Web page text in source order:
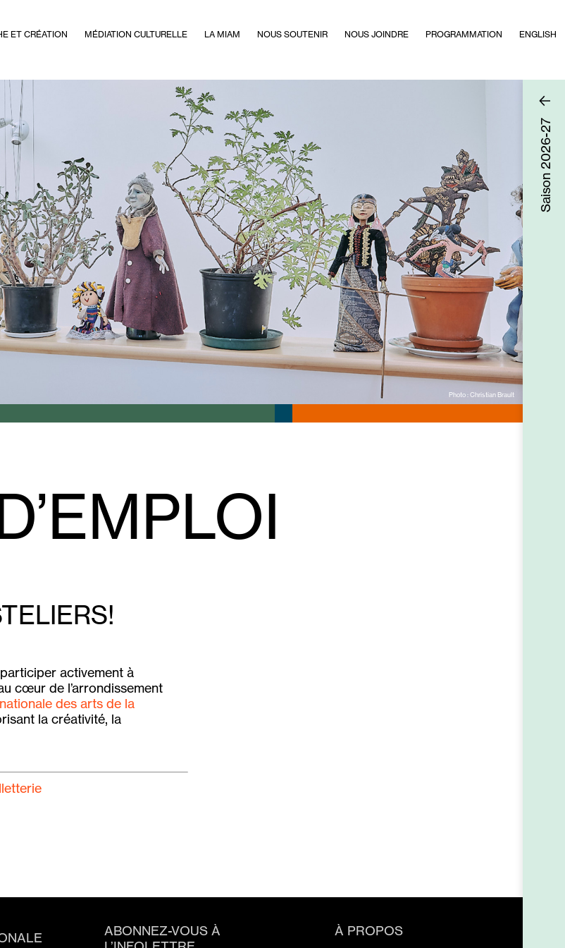
ET CRÉATION MÉDIATION CULTURELLE LA MIAM NOUS SOUTENIR NOUS JOINDRE PROGRAMMATION ENGLISH
Saison
2026-27
Photo : Christian Brault
activement à
cœur de l’arrondissement
des arts de la
la créativité, la
ABONNEZ-VOUS À
À PROPOS